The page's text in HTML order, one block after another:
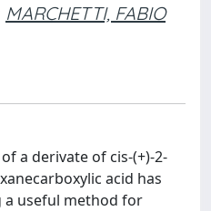
MARCHETTI, FABIO
a derivate of cis-(+)-2-
acid has
a useful method for